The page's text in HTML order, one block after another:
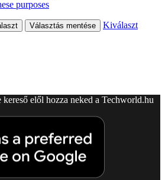
purposes
Választás mentése Kiválaszt
elől hozza neked a Techworld.hu